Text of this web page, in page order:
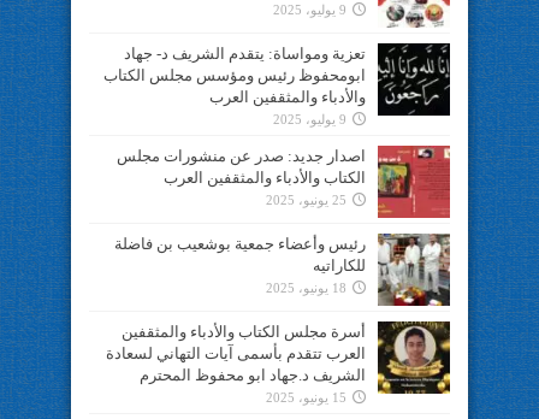
9 يوليو، 2025
تعزية ومواساة: يتقدم الشريف د- جهاد
ابومحفوظ رئيس ومؤسس مجلس الكتاب
والأدباء والمثقفين العرب
9 يوليو، 2025
اصدار جديد: صدر عن منشورات مجلس
الكتاب والأدباء والمثقفين العرب
25 يونيو، 2025
رئيس وأعضاء جمعية بوشعيب بن فاضلة
للكاراتيه
18 يونيو، 2025
أسرة مجلس الكتاب والأدباء والمثقفين
العرب تتقدم بأسمى آيات التهاني لسعادة
الشريف د.جهاد ابو محفوظ المحترم
15 يونيو، 2025